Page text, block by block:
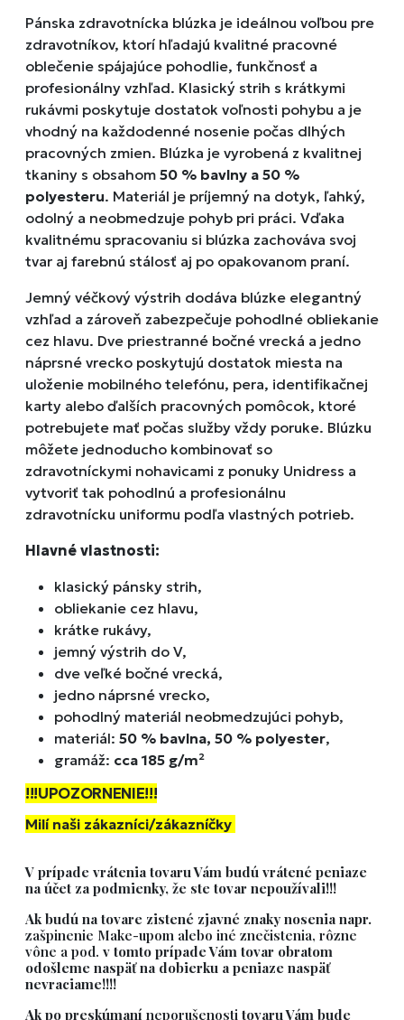
Pánska zdravotnícka blúzka je ideálnou voľbou pre
zdravotníkov, ktorí hľadajú kvalitné pracovné
oblečenie spájajúce pohodlie, funkčnosť a
profesionálny vzhľad. Klasický strih s krátkymi
rukávmi poskytuje dostatok voľnosti pohybu a je
vhodný na každodenné nosenie počas dlhých
pracovných zmien. Blúzka je vyrobená z kvalitnej
tkaniny s obsahom 50 % bavlny a 50 %
polyesteru. Materiál je príjemný na dotyk, ľahký,
odolný a neobmedzuje pohyb pri práci. Vďaka
kvalitnému spracovaniu si blúzka zachováva svoj
tvar aj farebnú stálosť aj po opakovanom praní.
Jemný véčkový výstrih dodáva blúzke elegantný
vzhľad a zároveň zabezpečuje pohodlné obliekanie
cez hlavu. Dve priestranné bočné vrecká a jedno
náprsné vrecko poskytujú dostatok miesta na
uloženie mobilného telefónu, pera, identifikačnej
karty alebo ďalších pracovných pomôcok, ktoré
potrebujete mať počas služby vždy poruke. Blúzku
môžete jednoducho kombinovať so
zdravotníckymi nohavicami z ponuky Unidress a
vytvoriť tak pohodlnú a profesionálnu
zdravotnícku uniformu podľa vlastných potrieb.
Hlavné vlastnosti:
klasický pánsky strih,
obliekanie cez hlavu,
krátke rukávy,
jemný výstrih do V,
dve veľké bočné vrecká,
jedno náprsné vrecko,
pohodlný materiál neobmedzujúci pohyb,
materiál: 50 % bavlna, 50 % polyester,
gramáž: cca 185 g/m²
!!!UPOZORNENIE!!!
Milí naši zákazníci/zákazníčky
V prípade vrátenia tovaru Vám budú vrátené peniaze
na účet za podmienky, že ste tovar nepoužívali!!!
Ak budú na tovare zistené zjavné znaky nosenia napr.
zašpinenie Make-upom alebo iné znečistenia, rôzne
vône a pod. v tomto prípade Vám tovar obratom
odošleme naspäť na dobierku a peniaze naspäť
nevraciame!!!!
Ak po preskúmaní neporušenosti tovaru Vám bude